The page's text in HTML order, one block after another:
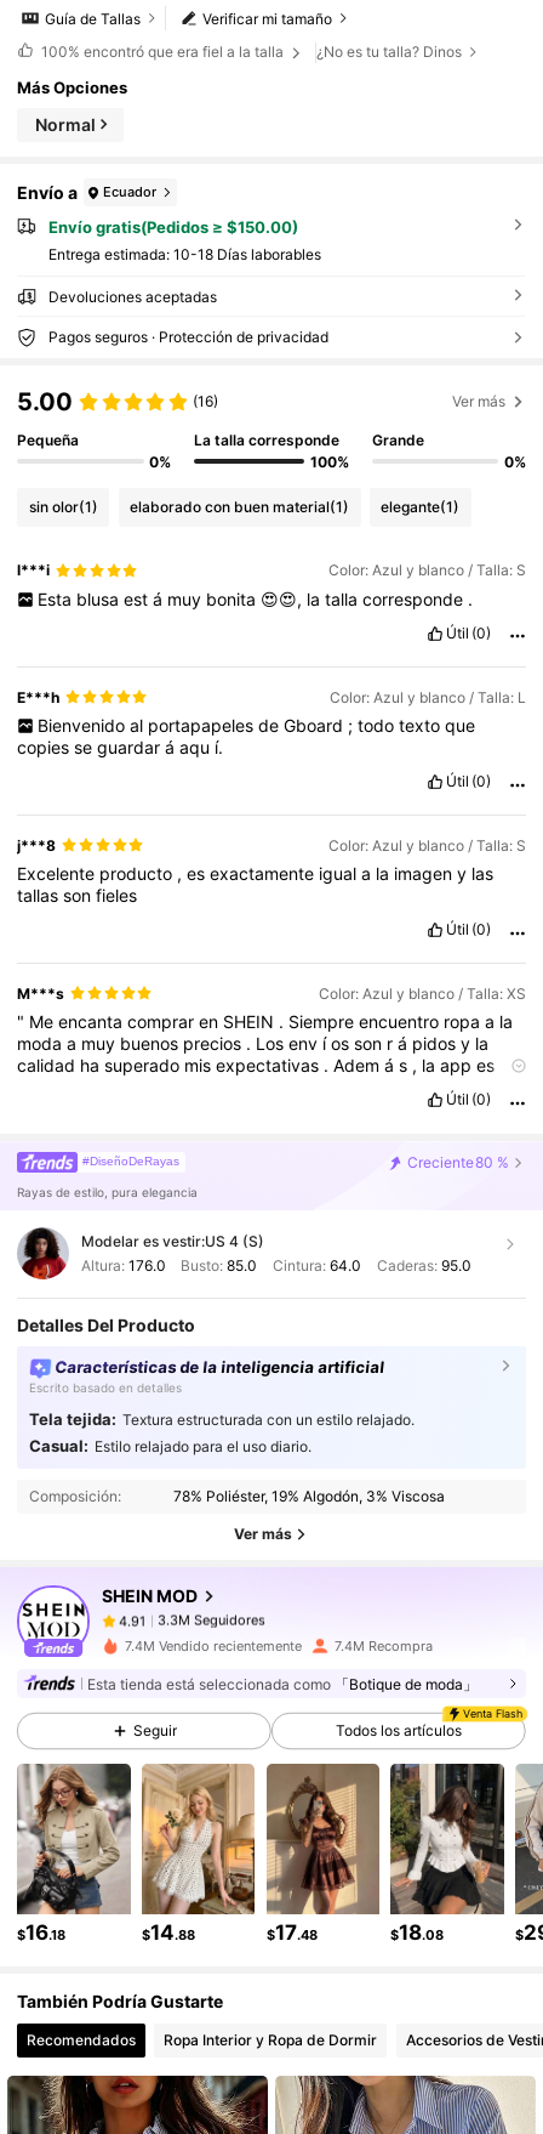
Verificar mi tamaño
Guía de Tallas
100% encontró que era fiel a la talla ¿No es tu talla? Dinos
Más Opciones
Normal
Envío a Ecuador
Envío gratis(Pedidos ≥ $150.00)
Entrega estimada: 10-18 Días laborables
Devoluciones aceptadas
Pagos seguros · Protección de privacidad
5.00 (16) Ver más
Pequeña
0%
La talla corresponde
100%
Grande
0%
sin olor(1) elaborado con buen material(1) elegante(1)
l***i Color: Azul y blanco / Talla: S
Esta blusa est á muy bonita 😍😍, la talla corresponde .
Útil (0)
E***h Color: Azul y blanco / Talla: L
Bienvenido al portapapeles de Gboard ; todo texto que
copiesseguardaráaqu í.
Útil (0)
j***8 Color: Azul y blanco / Talla: S
Excelente producto ,esexactamente iguala la imageny las
tallassonfieles
Útil (0)
M***s Color: Azul y blanco / Talla: XS
" Meencantacompraren SHEIN . Siempreencuentro ropaa la
modaa muy buenos precios . Losenv íosson rá pidosy la
calidad hasuperado misexpectativas .Además , laappes
opiniones
Útil (0)
#DiseñoDeRayas Creciente80 %
Rayas de estilo, pura elegancia
Modelar es vestir:US 4 (S)
Altura: 176.0 Busto:85.0 Cintura: 64.0 Caderas: 95.0
Detalles Del Producto
Características de la inteligencia artificial
Escrito basado en detalles
Tela tejida: Textura estructurada con un estilo relajado.
Casual: Estilo relajado para el uso diario.
Composición: 78% Poliéster, 19% Algodón, 3% Viscosa
Ver más
SHEIN MOD
4.91 3.3M Seguidores
4.91
3.3M Seguidores
z***mseguidoHace 1 horas
4.91
3.3M Seguidores
4.91 3.3M Seguidores
4.91 3.3M Seguidores
4.91 3.3M Seguidores
4.91 3.3M Seguidores
4.91 3.3M Seguidores
7.4M Vendido recientemente 7.4M Recompra
Esta tienda está seleccionada como 「Botique de moda」
Seguir
Venta Flash
Todos los artículos
$16.18 $14.88 $17.48 $18.08 $
También Podría Gustarte
Recomendados Ropa Interior y Ropa de Dormir Accesorios de